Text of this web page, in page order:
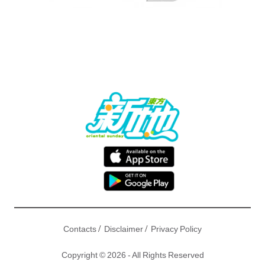
Contacts/ Disclaimer/ Privacy Policy
Copyright © 2026 - All Rights Reserved